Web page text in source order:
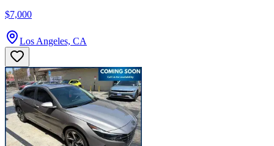
$7,000
Los Angeles, CA